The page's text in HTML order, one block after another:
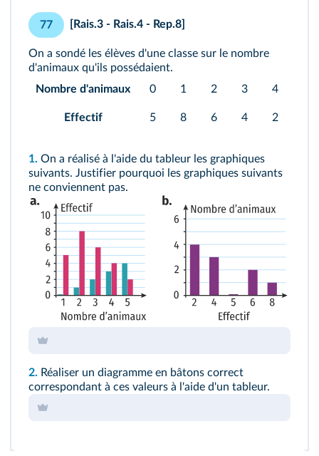
77 [Rais.3 - Rais.4 - Rep.8]
On a sondé les élèves d'une classe sur le nombre
d'animaux qu'ils possédaient.
Nombre d'animaux
0 1 2 3 4
Effectif 5 8 6 4 2
1. On a réalisé à l'aide du tableur les graphiques
suivants. Justifier pourquoi les graphiques suivants
ne conviennent pas.
2. Réaliser un diagramme en bâtons correct
correspondant à ces valeurs à l'aide d'un tableur.